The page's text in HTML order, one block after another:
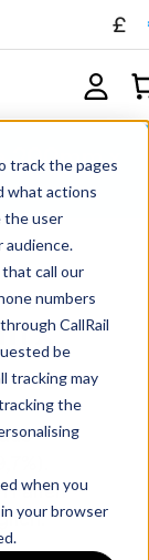
track the pages
what actions
the user
audience.
call our
numbers
CallRail
be
tracking may
the
when you
your browser
£
200mm x
x
Fällen